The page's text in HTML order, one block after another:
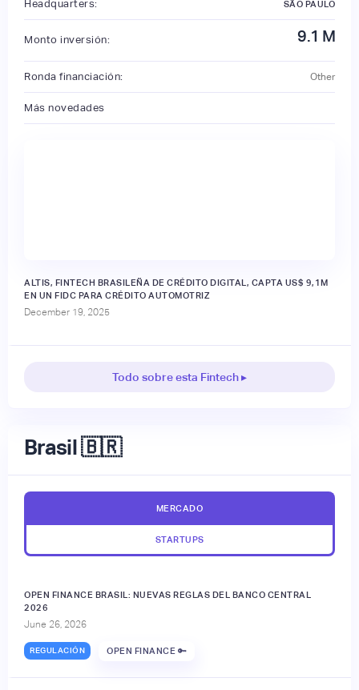
Headquarters: SÃO PAULO
Monto inversión: 9.1 M
Ronda financiación: Other
Más novedades
ALTIS, FINTECH BRASILEÑA DE CRÉDITO DIGITAL, CAPTA US$ 9,1M
EN UN FIDC PARA CRÉDITO AUTOMOTRIZ
December 19, 2025
Todo sobre esta Fintech ▸
Brasil 🇧🇷
MERCADO
STARTUPS
OPEN FINANCE BRASIL: NUEVAS REGLAS DEL BANCO CENTRAL
2026
June 26, 2026
REGULACIÓN OPEN FINANCE 🔑